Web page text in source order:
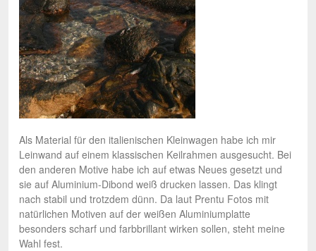
Als Material für den italienischen Kleinwagen habe ich mir
Leinwand auf einem klassischen Keilrahmen ausgesucht. Bei
den anderen Motive habe ich auf etwas Neues gesetzt und
sie auf Aluminium-Dibond weiß drucken lassen. Das klingt
nach stabil und trotzdem dünn. Da laut Prentu Fotos mit
natürlichen Motiven auf der weißen Aluminiumplatte
besonders scharf und farbbrillant wirken sollen, steht meine
Wahl fest.